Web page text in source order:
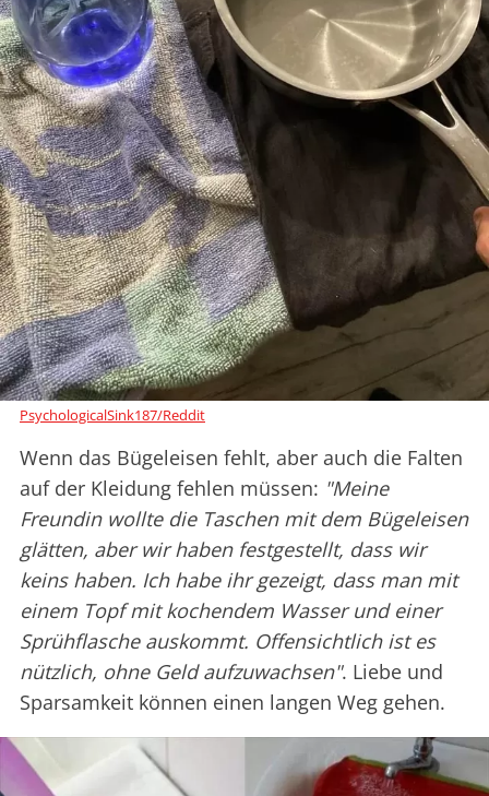
PsychologicalSink187/Reddit
Wenn das Bügeleisen fehlt, aber auch die Falten
auf der Kleidung fehlen müssen: "Meine
Freundin wollte die Taschen mit dem Bügeleisen
glätten, aber wir haben festgestellt, dass wir
keins haben. Ich habe ihr gezeigt, dass man mit
einem Topf mit kochendem Wasser und einer
Sprühflasche auskommt. Offensichtlich ist es
nützlich, ohne Geld aufzuwachsen". Liebe und
Sparsamkeit können einen langen Weg gehen.